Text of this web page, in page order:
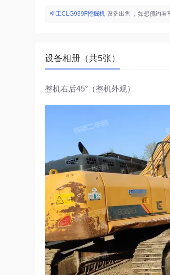
柳工CLG939F挖掘机-设备出售 ，如想预约看
设备相册（共5张）
整机右后45°（整机外观）